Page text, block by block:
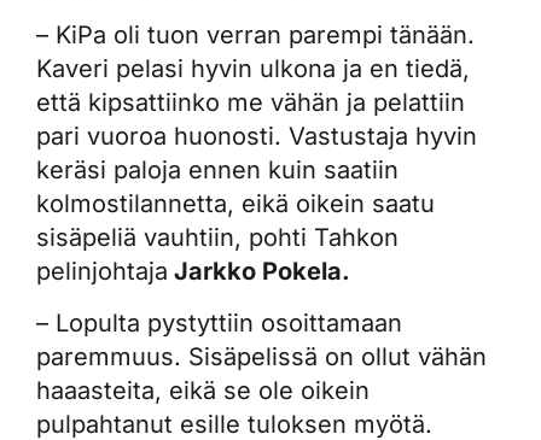
– KiPa oli tuon verran parempi tänään.
Kaveri pelasi hyvin ulkona ja en tiedä,
että kipsattiinko me vähän ja pelattiin
pari vuoroa huonosti. Vastustaja hyvin
keräsi paloja ennen kuin saatiin
kolmostilannetta, eikä oikein saatu
sisäpeliä vauhtiin, pohti Tahkon
pelinjohtaja Jarkko Pokela.
– Lopulta pystyttiin osoittamaan
paremmuus. Sisäpelissä on ollut vähän
haaasteita, eikä se ole oikein
pulpahtanut esille tuloksen myötä.